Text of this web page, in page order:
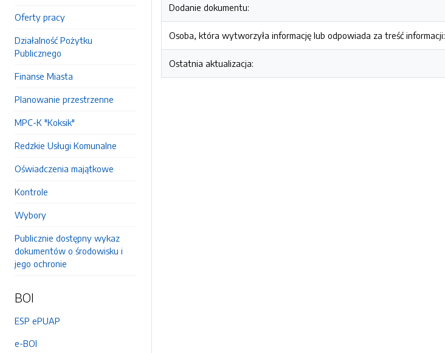
Oferty pracy
Działalność Pożytku
Publicznego
Finanse Miasta
Planowanie przestrzenne
MPC-K "Koksik"
Redzkie Usługi Komunalne
Oświadczenia majątkowe
Kontrole
Wybory
Publicznie dostępny wykaz
dokumentów o środowisku i
jego ochronie
BOI
ESP ePUAP
e-BOI
Dodanie dokumentu:
Osoba, która wytworzyła informację lub odpowiada za treść informacji:
Ostatnia aktualizacja: